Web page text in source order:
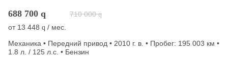
688 700 q 710 000 q
от 13 448 q / мес.
Механика • Передний привод • 2010 г. в. • Пробег: 195 003 км •
1.8 л. / 125 л.с. • Бензин